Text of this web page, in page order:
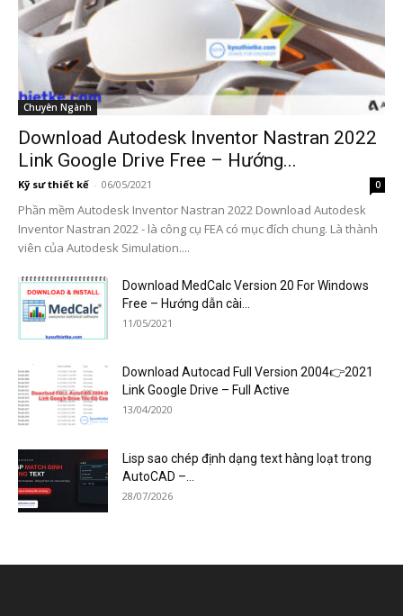
Chuyên Ngành
Download Autodesk Inventor Nastran 2022
Link Google Drive Free – Hướng...
Kỹ sư thiết kế - 06/05/2021 0
Phần mềm Autodesk Inventor Nastran 2022 Download Autodesk
Inventor Nastran 2022 - là công cụ FEA có mục đích chung. Là thành
viên của Autodesk Simulation....
Download MedCalc Version 20 For Windows
Free – Hướng dẫn cài...
11/05/2021
Download Autocad Full Version 2004👉2021
Link Google Drive – Full Active
13/04/2020
Lisp sao chép định dạng text hàng loạt trong
AutoCAD –...
28/07/2026